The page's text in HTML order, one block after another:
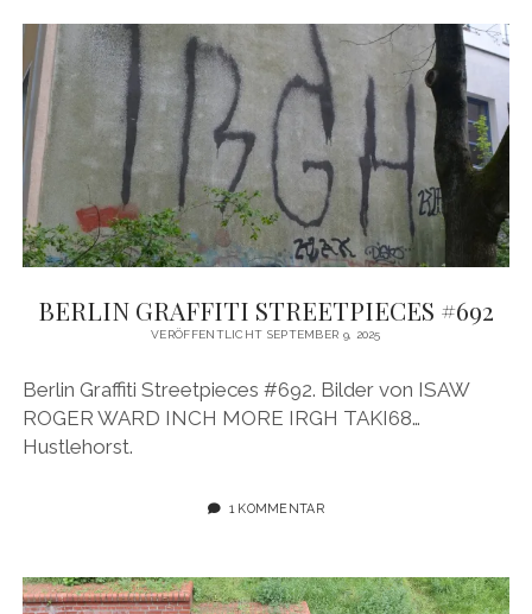
BERLIN GRAFFITI STREETPIECES #692
VERÖFFENTLICHT SEPTEMBER 9, 2025
Berlin Graffiti Streetpieces #692. Bilder von ISAW
ROGER WARD INCH MORE IRGH TAKI68…
Hustlehorst.
1 KOMMENTAR